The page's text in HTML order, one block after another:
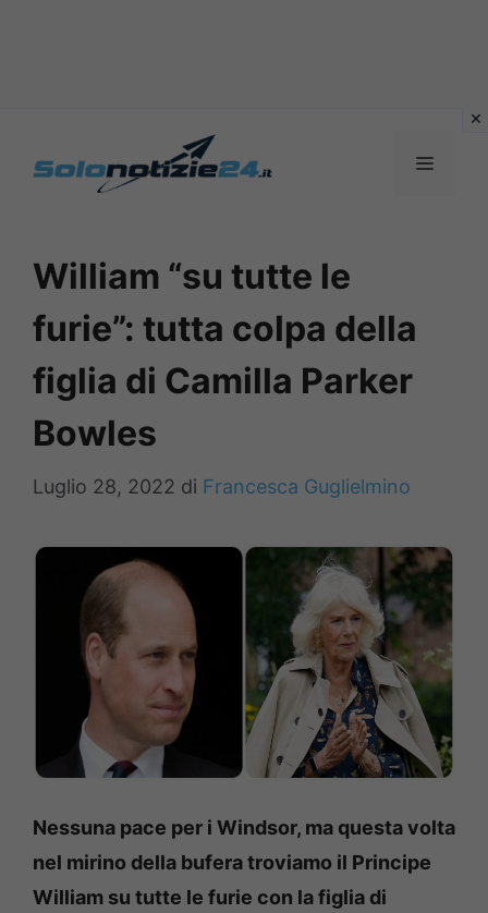
MENU
William “su tutte le
furie”: tutta colpa della
figlia di Camilla Parker
Bowles
Luglio 28, 2022 di Francesca Guglielmino
Nessuna pace per i Windsor, ma questa volta
nel mirino della bufera troviamo il Principe
William su tutte le furie con la figlia di